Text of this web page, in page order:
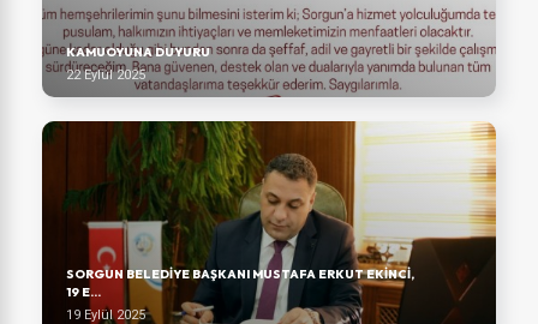
KAMUOYUNA DUYURU
22 Eylül 2025
SORGUN BELEDIYE BAŞKANI MUSTAFA ERKUT EKINCI,
19 E...
19 Eylül 2025